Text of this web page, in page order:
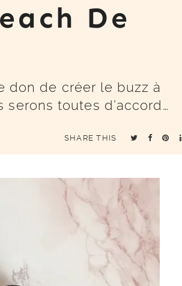
De
don de créer le buzz à
toutes d’accord…
SHARE THIS